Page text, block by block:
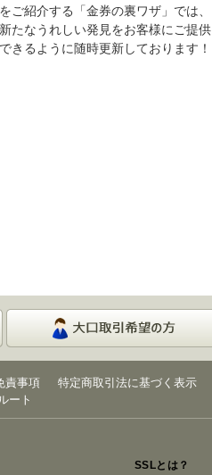
をご紹介する「金券の裏ワザ」では、
新たなうれしい発見をお客様にご提供
できるように随時更新しております！
責事項
特定商取引法に基づく表示
ート
SSLとは？